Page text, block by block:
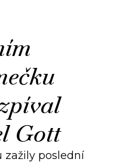
Gott
zažily poslední